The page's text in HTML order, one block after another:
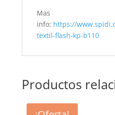
Mas
info: https://
textil-flash-kp-b110
Productos